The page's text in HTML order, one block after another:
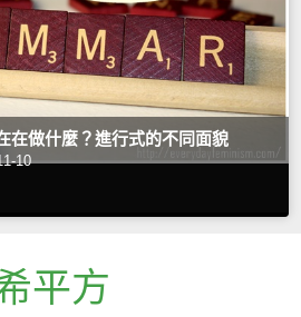
在做什麼？進行式的不同面貌
10
平方